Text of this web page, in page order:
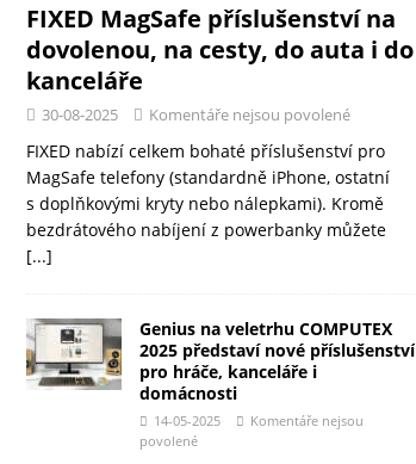
FIXED MagSafe příslušenství na
dovolenou, na cesty, do auta i do
kanceláře
30-08-2025 Komentáře nejsou povolené
FIXED nabízí celkem bohaté příslušenství pro
MagSafe telefony (standardně iPhone, ostatní
s doplňkovými kryty nebo nálepkami). Kromě
bezdrátového nabíjení z powerbanky můžete
[...]
Genius na veletrhu COMPUTEX
2025 představí nové příslušenství
pro hráče, kanceláře i
domácnosti
14-05-2025
Komentáře nejsou
povolené